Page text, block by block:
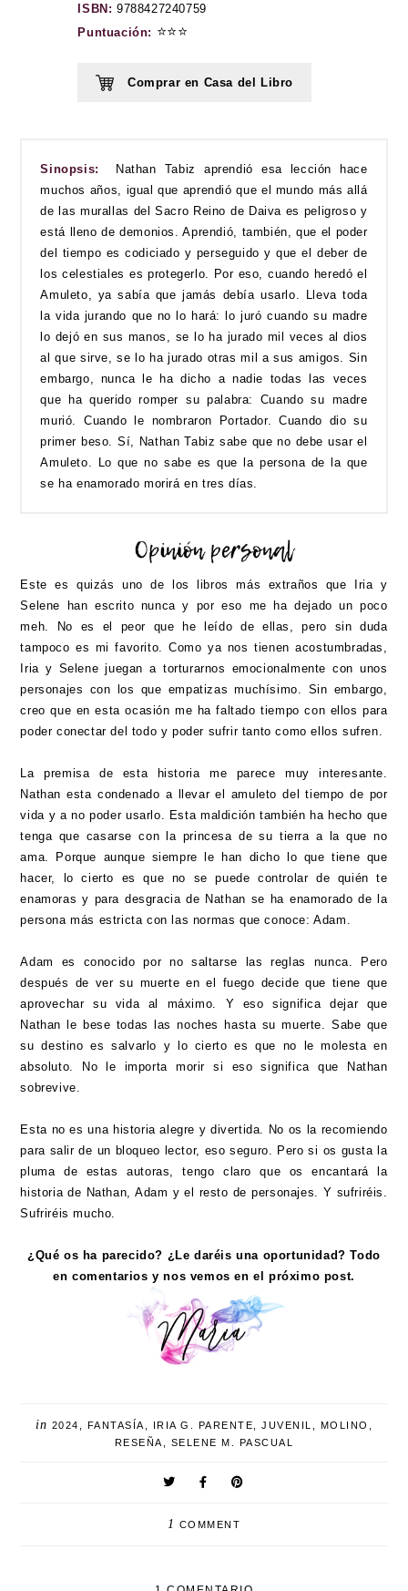
ISBN: 9788427240759
Puntuación: ⭐⭐⭐
Comprar en Casa del Libro
Sinopsis:
Nathan Tabiz aprendió esa lección hace
muchos años, igual que aprendió que el mundo más allá
de las murallas del Sacro Reino de Daiva es peligroso y
está lleno de demonios. Aprendió, también, que el poder
del tiempo es codiciado y perseguido y que el deber de
los celestiales es protegerlo. Por eso, cuando heredó el
Amuleto, ya sabía que jamás debía usarlo. Lleva toda
la vida jurando que no lo hará: lo juró cuando su madre
lo dejó en sus manos, se lo ha jurado mil veces al dios
al que sirve, se lo ha jurado otras mil a sus amigos. Sin
embargo, nunca le ha dicho a nadie todas las veces
que ha querido romper su palabra: Cuando su madre
murió. Cuando le nombraron Portador. Cuando dio su
primer beso. Sí, Nathan Tabiz sabe que no debe usar el
Amuleto. Lo que no sabe es que la persona de la que
se ha enamorado morirá en tres días.
Este es quizás uno de los libros más extraños que Iria y
Selene han escrito nunca y por eso me ha dejado un poco
meh. No es el peor que he leído de ellas, pero sin duda
tampoco es mi favorito. Como ya nos tienen acostumbradas,
Iria y Selene juegan a torturarnos emocionalmente con unos
personajes con los que empatizas muchísimo. Sin embargo,
creo que en esta ocasión me ha faltado tiempo con ellos para
poder conectar del todo y poder sufrir tanto como ellos sufren.
La premisa de esta historia me parece muy interesante.
Nathan esta condenado a llevar el amuleto del tiempo de por
vida y a no poder usarlo. Esta maldición también ha hecho que
tenga que casarse con la princesa de su tierra a la que no
ama. Porque aunque siempre le han dicho lo que tiene que
hacer, lo cierto es que no se puede controlar de quién te
enamoras y para desgracia de Nathan se ha enamorado de la
persona más estricta con las normas que conoce: Adam.
Adam es conocido por no saltarse las reglas nunca. Pero
después de ver su muerte en el fuego decide que tiene que
aprovechar su vida al máximo. Y eso significa dejar que
Nathan le bese todas las noches hasta su muerte. Sabe que
su destino es salvarlo y lo cierto es que no le molesta en
absoluto. No le importa morir si eso significa que Nathan
sobrevive.
Esta no es una historia alegre y divertida. No os la recomiendo
para salir de un bloqueo lector, eso seguro. Pero si os gusta la
pluma de estas autoras, tengo claro que os encantará la
historia de Nathan, Adam y el resto de personajes. Y sufriréis.
Sufriréis mucho.
¿Qué os ha parecido? ¿Le daréis una oportunidad? Todo
en comentarios y nos vemos en el próximo post.
in 2024 FANTASÍA IRIA G. PARENTE JUVENIL MOLINO
RESEÑA
SELENE M. PASCUAL
1 COMMENT